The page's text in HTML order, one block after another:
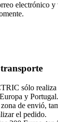
electrónico y
sólo realiza
y
de envió,
el pedido.